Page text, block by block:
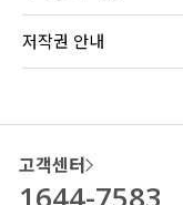
저작권 안내
고객센터
1644-7583